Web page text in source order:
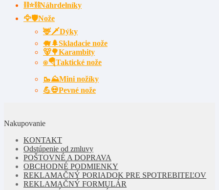
⛓⭐⛓️Náhrdelníky
🦅🛡️Nože
🦌🗡Dýky
🐗🌲Skladacie nože
🐻🌳Karambity
⍟🪂Taktické nože
🥾⛰️Mini nožíky
💪💀Pevné nože
Nakupovanie
KONTAKT
Odstúpenie od zmluvy
POŠTOVNÉ A DOPRAVA
OBCHODNÉ PODMIENKY
REKLAMAČNÝ PORIADOK PRE SPOTREBITEĽOV
REKLAMAČNÝ FORMULÁR